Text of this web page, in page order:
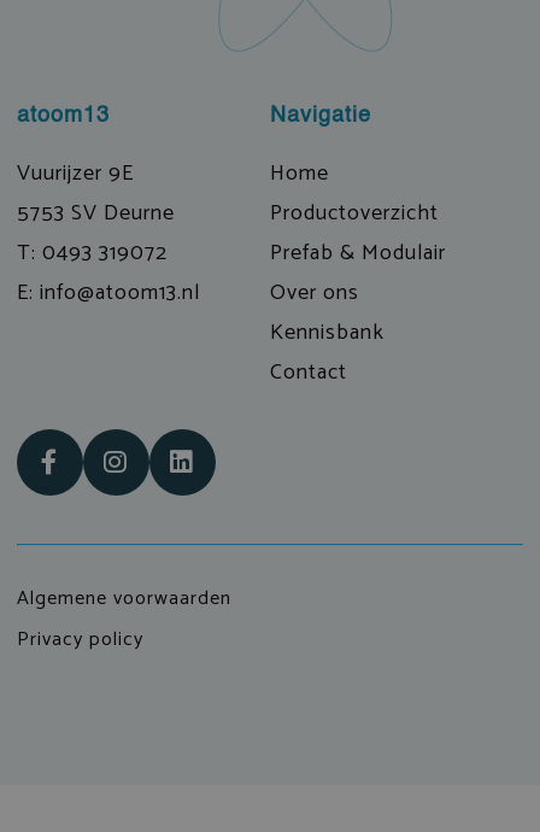
atoom13
Vuurijzer 9E
5753 SV Deurne
T: 0493 319072
E: info@atoom13.nl
Navigatie
Home
Productoverzicht
Prefab & Modulair
Over ons
Kennisbank
Contact
Algemene voorwaarden
Privacy policy